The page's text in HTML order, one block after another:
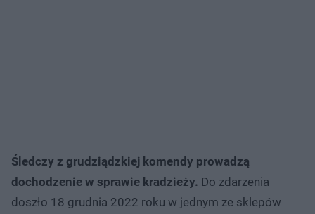
Śledczy z grudziądzkiej komendy prowadzą
dochodzenie w sprawie kradzieży. Do zdarzenia
doszło 18 grudnia 2022 roku w jednym ze sklepów